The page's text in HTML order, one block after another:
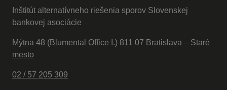
Inštitút alternatívneho riešenia sporov Slovenskej
bankovej asociácie
Mýtna 48 (Blumental Office I.) 811 07 Bratislava – Staré
mesto
02 / 57 205 309